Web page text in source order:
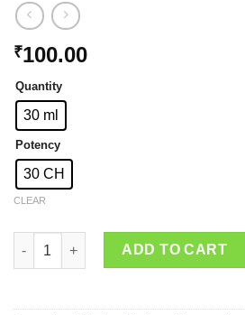
₹100.00
Quantity
30 ml
Potency
30 CH
CLEAR
SBL Luteinum quantity
ADD TO CART